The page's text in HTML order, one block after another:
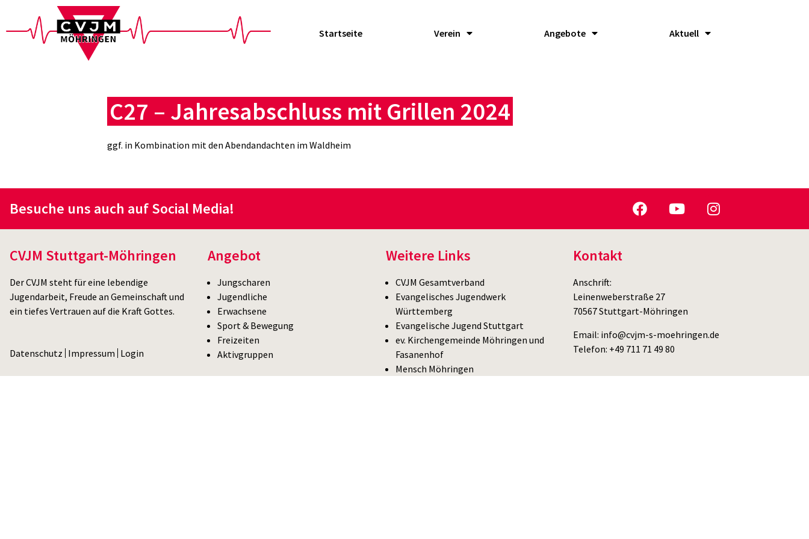
Startseite Verein Angebote Aktuell
C27 – Jahresabschluss mit Grillen 2024
ggf. in Kombination mit den Abendandachten im Waldheim
Besuche uns auch auf Social Media!
CVJM Stuttgart-Möhringen
Der CVJM steht für eine lebendige
Jugendarbeit, Freude an Gemeinschaft und
ein tiefes Vertrauen auf die Kraft Gottes.
Datenschutz Impressum Login
Angebot
Jungscharen
Jugendliche
Erwachsene
Sport & Bewegung
Freizeiten
Aktivgruppen
Weitere Links
CVJM Gesamtverband
Evangelisches Jugendwerk
Württemberg
Evangelische Jugend Stuttgart
ev. Kirchengemeinde Möhringen und
Fasanenhof
Mensch Möhringen
Kontakt
Anschrift:
Leinenweberstraße 27
70567 Stuttgart-Möhringen
Email: info@cvjm-s-moehringen.de
Telefon: +49 711 71 49 80